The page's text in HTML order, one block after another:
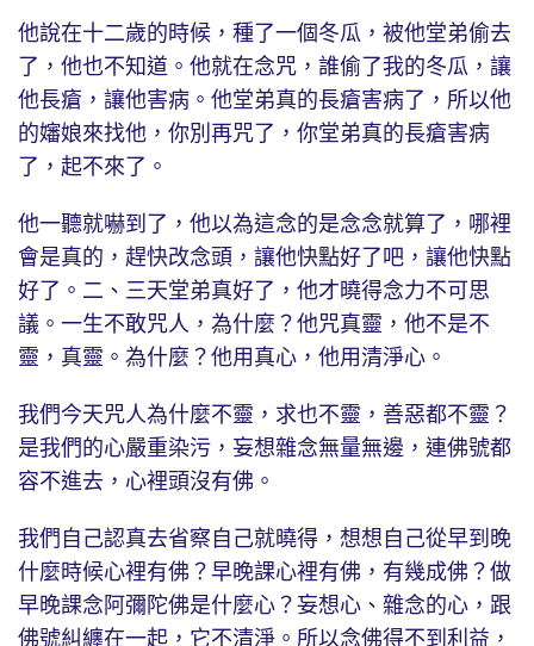
他說在十二歲的時候，種了一個冬瓜，被他堂弟偷去
了，他也不知道。他就在念咒，誰偷了我的冬瓜，讓
他長瘡，讓他害病。他堂弟真的長瘡害病了，所以他
的嬸娘來找他，你別再咒了，你堂弟真的長瘡害病
了，起不來了。
他一聽就嚇到了，他以為這念的是念念就算了，哪裡
會是真的，趕快改念頭，讓他快點好了吧，讓他快點
好了。二、三天堂弟真好了，他才曉得念力不可思
議。一生不敢咒人，為什麼？他咒真靈，他不是不
靈，真靈。為什麼？他用真心，他用清淨心。
我們今天咒人為什麼不靈，求也不靈，善惡都不靈？
是我們的心嚴重染污，妄想雜念無量無邊，連佛號都
容不進去，心裡頭沒有佛。
我們自己認真去省察自己就曉得，想想自己從早到晚
什麼時候心裡有佛？早晚課心裡有佛，有幾成佛？做
早晚課念阿彌陀佛是什麼心？妄想心、雜念的心，跟
佛號糾纏在一起，它不清淨。所以念佛得不到利益，